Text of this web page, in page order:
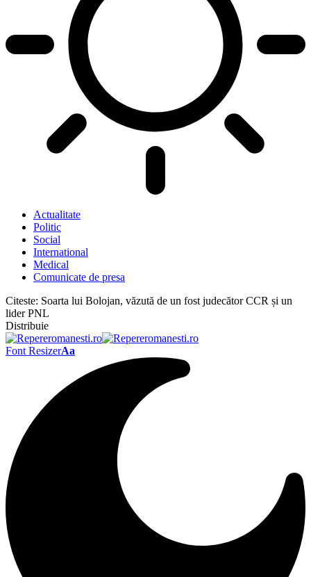
Actualitate
Politic
Social
International
Medical
Comunicate de presa
Citeste: Soarta lui Bolojan, văzută de un fost judecător CCR și un
lider PNL
Distribuie
Font ResizerAa